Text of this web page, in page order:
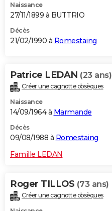
Naissance
27/11/1899 à BUTTRIO
Décès
21/02/1990 à Romestaing
Patrice LEDAN (23 ans)
Créer une cagnotte obsèques
Naissance
14/09/1964 à Marmande
Décès
09/08/1988 à Romestaing
Famille LEDAN
Roger TILLOS (73 ans)
Créer une cagnotte obsèques